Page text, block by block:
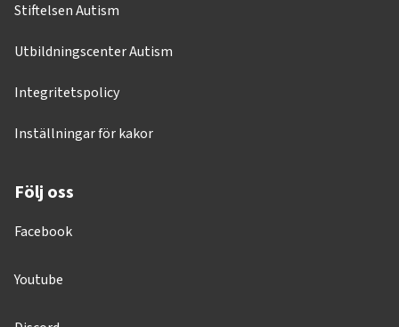
Stiftelsen Autism
Utbildningscenter Autism
Integritetspolicy
Inställningar för kakor
Följ oss
Facebook
Youtube